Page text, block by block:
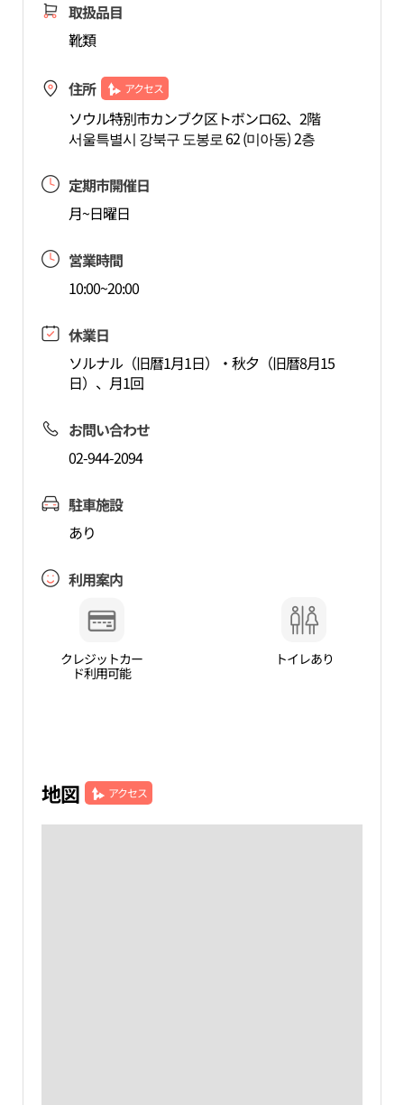
取扱品目
靴類
住所 アクセス
ソウル特別市カンブク区トボンロ62、2階
서울특별시 강북구 도봉로 62 (미아동) 2층
定期市開催日
月~日曜日
営業時間
10:00~20:00
休業日
ソルナル（旧暦1月1日）・秋夕（旧暦8月15
日）、月1回
お問い合わせ
02-944-2094
駐車施設
あり
利用案内
クレジットカー
ド利用可能
トイレあり
地図 アクセス